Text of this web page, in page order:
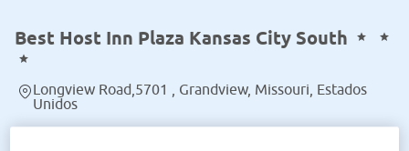
Best Host Inn Plaza Kansas City South
Longview Road,5701 , Grandview, Missouri, Estados
Unidos